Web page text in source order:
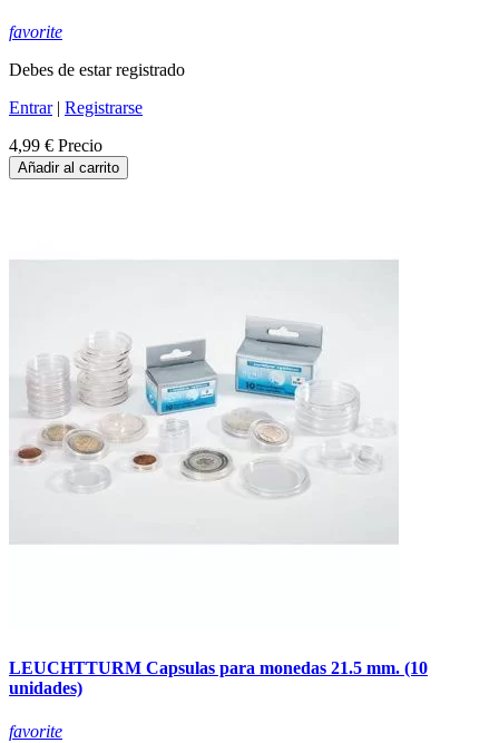
favorite
Debes de estar registrado
Entrar| Registrarse
4,99 € Precio
Añadir al carrito
LEUCHTTURM Capsulas para monedas 21.5 mm. (10
unidades)
favorite